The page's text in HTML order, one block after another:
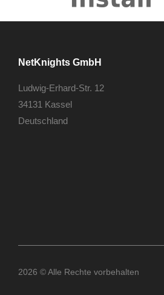
NetKnights GmbH
Ludwig-Erhard-Str. 12
34131 Kassel
Deutschland
2026 © Alle Rechte vorbehalten